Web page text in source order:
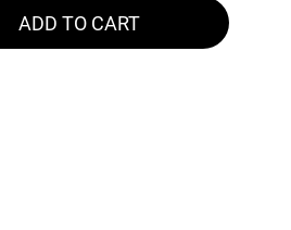
ADD TO CART